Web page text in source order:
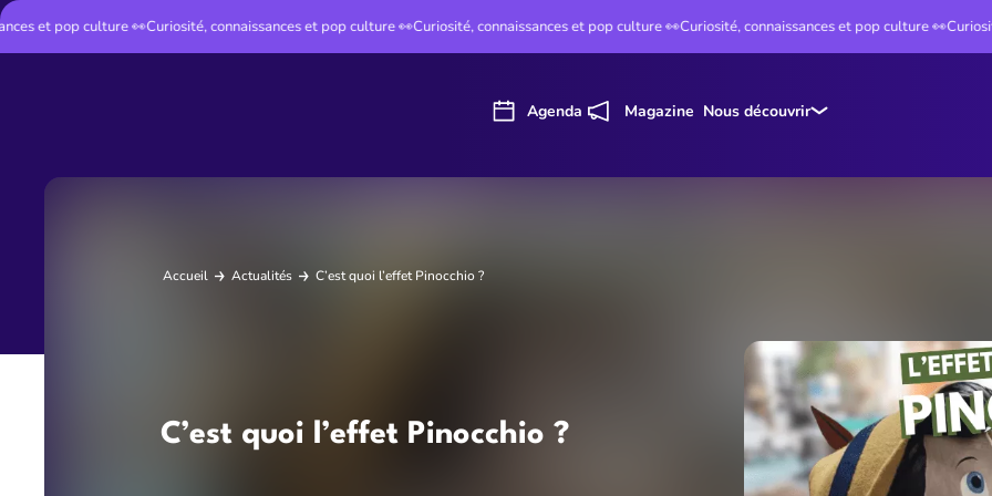
et pop culture 👀Curiosité, connaissances et pop culture 👀Curiosité, connaissances et pop culture 👀Curiosité, connaissances et pop culture 👀Curiosité,
Agenda Magazine Nous découvrir
Accueil Actualités C’est quoi l’effet Pinocchio ?
C’est quoi l’effet Pinocchio ?